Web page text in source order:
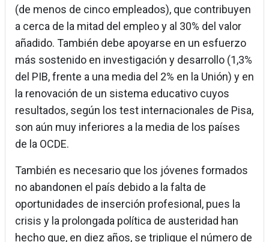
(de menos de cinco empleados), que contribuyen
a cerca de la mitad del empleo y al 30% del valor
añadido. También debe apoyarse en un esfuerzo
más sostenido en investigación y desarrollo (1,3%
del PIB, frente a una media del 2% en la Unión) y en
la renovación de un sistema educativo cuyos
resultados, según los test internacionales de Pisa,
son aún muy inferiores a la media de los países
de la OCDE.
También es necesario que los jóvenes formados
no abandonen el país debido a la falta de
oportunidades de inserción profesional, pues la
crisis y la prolongada política de austeridad han
hecho que, en diez años, se triplique el número de